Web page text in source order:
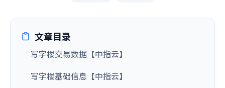
文章目录
写字楼交易数据【中指云】
写字楼基础信息【中指云】